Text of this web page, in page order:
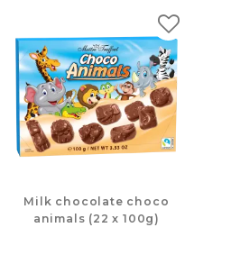
Milk chocolate choco
animals (22 x 100g)
المفضلات